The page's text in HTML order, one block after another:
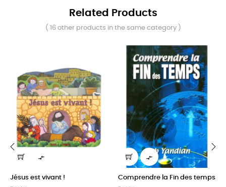
Related Products
( 16 other products in the same category )

Jésus est vivant !

Comprendre la Fin des temps